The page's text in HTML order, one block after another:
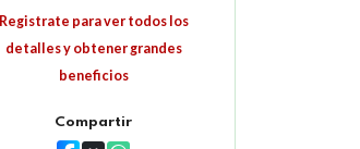
Registrate para ver todos los
detalles y obtener grandes
beneficios
Compartir